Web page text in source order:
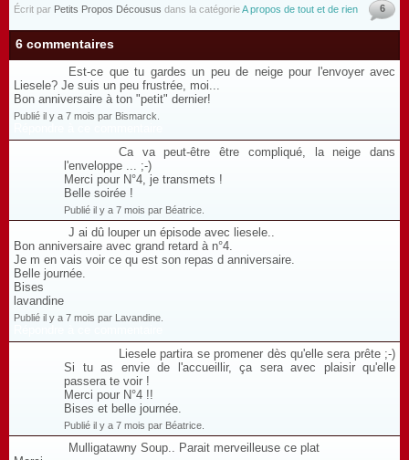
Écrit par Petits Propos Décousus dans la catégorieA propos de tout et de rien 6
6 commentaires
Est-ce que tu gardes un peu de neige pour l'envoyer avec
Liesele? Je suis un peu frustrée, moi...
Bon anniversaire à ton "petit" dernier!
Publié il y a 7 mois par Bismarck.
Ca va peut-être être compliqué, la neige dans
l'enveloppe ... ;-)
Merci pour N°4, je transmets !
Belle soirée !
Publié il y a 7 mois par Béatrice.
J ai dû louper un épisode avec liesele..
Bon anniversaire avec grand retard à n°4.
Je m en vais voir ce qu est son repas d anniversaire.
Belle journée.
Bises
lavandine
Publié il y a 7 mois par Lavandine.
Liesele partira se promener dès qu'elle sera prête ;-)
Si tu as envie de l'accueillir, ça sera avec plaisir qu'elle
passera te voir !
Merci pour N°4 !!
Bises et belle journée.
Publié il y a 7 mois par Béatrice.
Mulligatawny Soup.. Parait merveilleuse ce plat